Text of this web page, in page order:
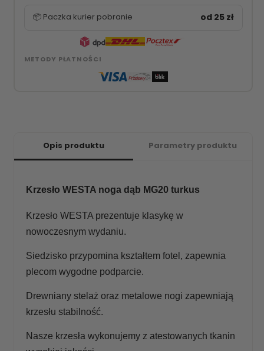
📦 Paczka kurier pobranie od 25 zł
METODY PŁATNOŚCI
Opis produktu Parametry produktu
Krzesło WESTA noga dąb MG20 turkus
Krzesło WESTA prezentuje klasykę w
nowoczesnym wydaniu.
Siedzisko przypomina kształtem fotel, zapewnia
plecom wygodne podparcie.
Drewniany stelaż oraz metalowe nogi zapewniają
krzesłu stabilność.
Nasze krzesła wykonujemy z atestowanych tkanin